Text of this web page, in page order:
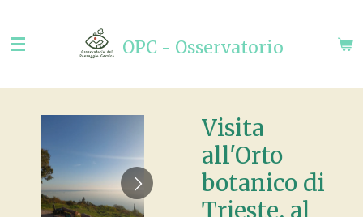
al
contenuto
OPC - Osservatorio
Visita
all'Orto
botanico di
Trieste, al